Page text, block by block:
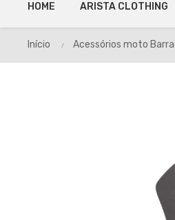
HOME ARISTA CLOTHING
Início Acessórios moto